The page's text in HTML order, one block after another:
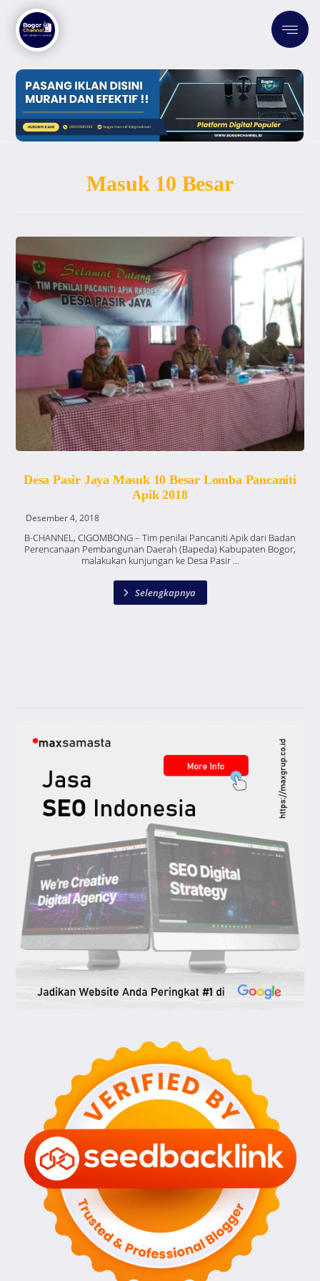
Masuk 10 Besar
Desa Pasir Jaya Masuk 10 Besar Lomba Pancaniti
Apik 2018
Desember 4, 2018
B-CHANNEL, CIGOMBONG – Tim penilai Pancaniti Apik dari Badan
Perencanaan Pembangunan Daerah (Bapeda) Kabupaten Bogor,
malakukan kunjungan ke Desa Pasir ...
Selengkapnya